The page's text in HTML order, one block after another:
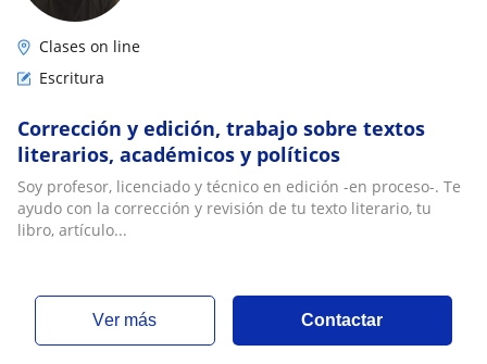
Clases on line
Escritura
Corrección y edición, trabajo sobre textos
literarios, académicos y políticos
Soy profesor, licenciado y técnico en edición -en proceso-. Te
ayudo con la corrección y revisión de tu texto literario, tu
libro, artículo...
ver más Contactar